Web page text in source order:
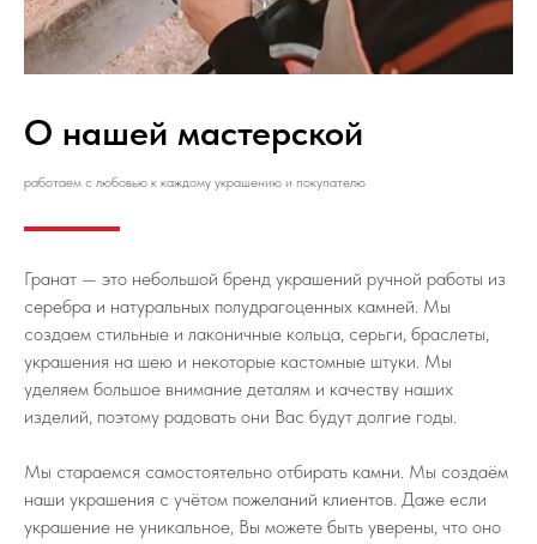
О нашей мастерской
работаем с любовью к каждому украшению и покупателю
Гранат — это небольшой бренд украшений ручной работы из
серебра и натуральных полудрагоценных камней. Мы
создаем стильные и лаконичные кольца, серьги, браслеты,
украшения на шею и некоторые кастомные штуки. Мы
уделяем большое внимание деталям и качеству наших
изделий, поэтому радовать они Вас будут долгие годы.
Мы стараемся самостоятельно отбирать камни. Мы создаём
наши украшения с учётом пожеланий клиентов. Даже если
украшение не уникальное, Вы можете быть уверены, что оно